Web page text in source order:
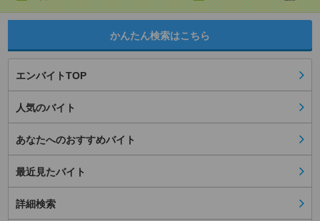
かんたん検索はこちら
エンバイトTOP
人気のバイト
あなたへのおすすめバイト
最近見たバイト
詳細検索